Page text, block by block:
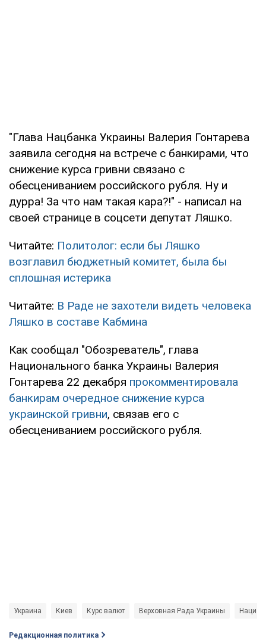
"Глава Нацбанка Украины Валерия Гонтарева
заявила сегодня на встрече с банкирами, что
снижение курса гривни связано с
обесцениванием российского рубля. Ну и
дурра! За что нам такая кара?!" - написал на
своей странице в соцсети депутат Ляшко.
Читайте: Политолог: если бы Ляшко
возглавил бюджетный комитет, была бы
сплошная истерика
Читайте: В Раде не захотели видеть человека
Ляшко в составе Кабмина
Как сообщал "Обозреватель", глава
Национального банка Украины Валерия
Гонтарева 22 декабря прокомментировала
банкирам очередное снижение курса
украинской гривни, связав его с
обесцениванием российского рубля.
Украина Киев Курс валют Верховная Рада Украины
Редакционная политика